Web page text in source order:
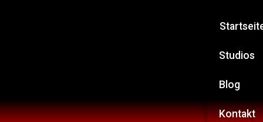
Studios
Blog
Kontakt